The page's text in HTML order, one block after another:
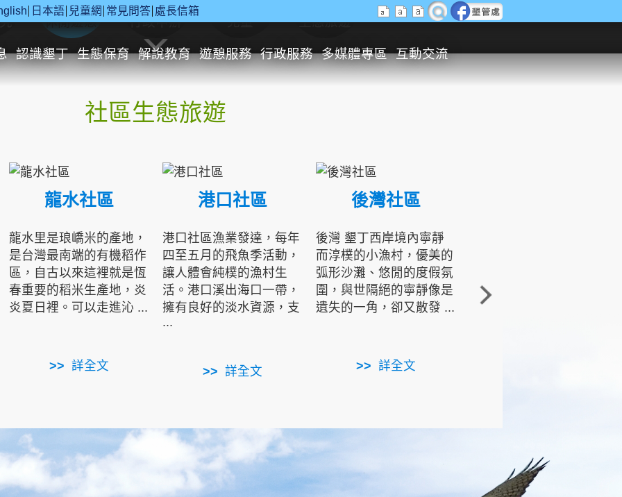
日本語 兒童網 常見問答 處長信箱
認識墾丁 生態保育 解說教育 遊憩服務 行政服務 多媒體專區 互動交流
休閒遊憩 行政申辦 兒童 生態旅遊
社區生態旅遊
龍水社區
龍水里是琅嶠米的產地，
是台灣最南端的有機稻作
區，自古以來這裡就是恆
春重要的稻米生產地，炎
炎夏日裡。可以走進沁 ...
詳全文
港口社區
港口社區漁業發達，每年
四至五月的飛魚季活動，
讓人體會純樸的漁村生
活。港口溪出海口一帶，
擁有良好的淡水資源，支
...
詳全文
後灣社區
後灣 墾丁西岸境內寧靜
而淳樸的小漁村，優美的
弧形沙灘、悠閒的度假氛
圍，與世隔絕的寧靜像是
遺失的一角，卻又散發 ...
詳全文
角的端點，冬季海浪拍打
著礁岸，旺盛的侵蝕作